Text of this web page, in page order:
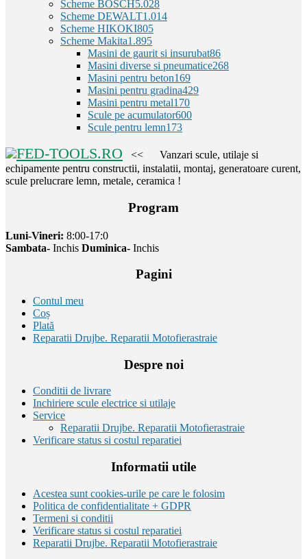
Scheme BOSCH5.028
Scheme DEWALT1.014
Scheme HIKOKI805
Scheme Makita1.895
Masini de gaurit si insurubat86
Masini diverse si pneumatice268
Masini pentru beton169
Masini pentru gradina429
Masini pentru metal170
Scule pe acumulator600
Scule pentru lemn173
FED-TOOLS.RO << Vanzari scule, utilaje si
echipamente pentru constructii, instalatii, montaj, generatoare curent,
scule prelucrare lemn, metale, ceramica !
Program
Luni-Vineri: 8:00-17:0
Sambata- Inchis Duminica- Inchis
Pagini
Contul meu
Coș
Plată
Reparatii Drujbe. Reparatii Motofierastraie
Despre noi
Conditii de livrare
Inchiriere scule electrice si utilaje
Service
Reparatii Drujbe. Reparatii Motofierastraie
Verificare status si costul reparatiei
Informatii utile
Acestea sunt cookies-urile pe care le folosim
Politica de confidentialitate + GDPR
Termeni si conditii
Verificare status si costul reparatiei
Reparatii Drujbe. Reparatii Motofierastraie